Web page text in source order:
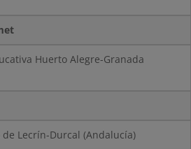
Huerto Alegre-Granada
Lecrín-Durcal (Andalucía)